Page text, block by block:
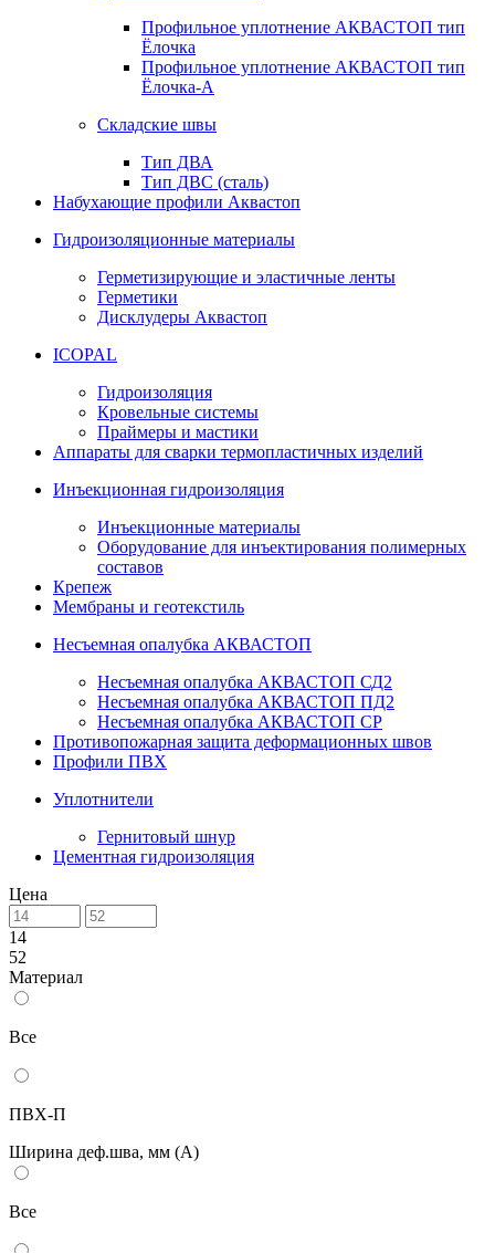
Профильное уплотнение АКВАСТОП тип
Ёлочка
Профильное уплотнение АКВАСТОП тип
Ёлочка-А
Складские швы
Тип ДВА
Тип ДВС (сталь)
Набухающие профили Аквастоп
Гидроизоляционные материалы
Герметизирующие и эластичные ленты
Герметики
Дисклудеры Аквастоп
ICOPAL
Гидроизоляция
Кровельные системы
Праймеры и мастики
Аппараты для сварки термопластичных изделий
Инъекционная гидроизоляция
Инъекционные материалы
Оборудование для инъектирования полимерных
составов
Крепеж
Мембраны и геотекстиль
Несъемная опалубка АКВАСТОП
Несъемная опалубка АКВАСТОП СД2
Несъемная опалубка АКВАСТОП ПД2
Несъемная опалубка АКВАСТОП СР
Противопожарная защита деформационных швов
Профили ПВХ
Уплотнители
Гернитовый шнур
Цементная гидроизоляция
Цена
14
52
Материал
Все
ПВХ-П
Ширина деф.шва, мм (А)
Все